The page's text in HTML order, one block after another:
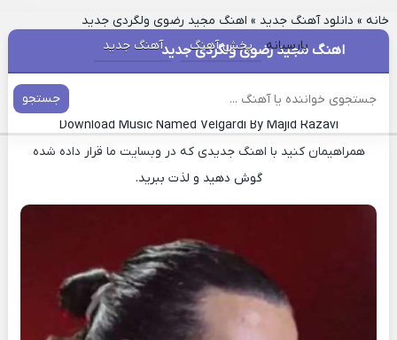
پارسیانه پخش آهنگ آهنگ جدید
جستجو
خانه» دانلود آهنگ جدید » اهنگ مجید رضوی ولگردی جدید
اهنگ مجید رضوی ولگردی جدید
دانلود آهنگ جدید ولگردی مجید رضوی
Download Music Named Velgardi By Majid Razavi
همراهیمان کنید با اهنگ جدیدی که در وبسایت ما قرار داده شده
گوش دهید و لذت ببرید.